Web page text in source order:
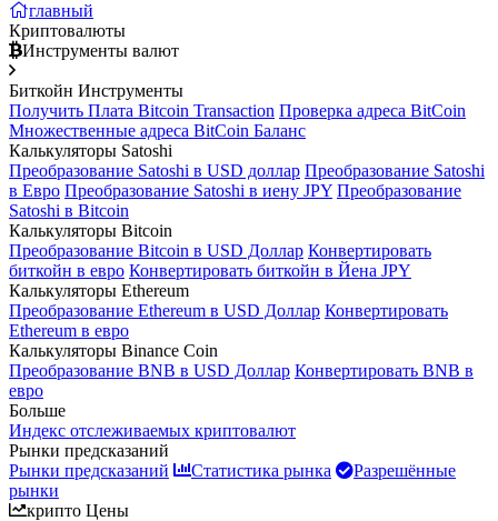
главный
Криптовалюты
Инструменты валют
Биткойн Инструменты
Получить Плата Bitcoin Transaction Проверка адреса BitCoin
Множественные адреса BitCoin Баланс
Калькуляторы Satoshi
Преобразование Satoshi в USD доллар Преобразование Satoshi
в Евро Преобразование Satoshi в иену JPY Преобразование
Satoshi в Bitcoin
Калькуляторы Bitcoin
Преобразование Bitcoin в USD Доллар Конвертировать
биткойн в евро Конвертировать биткойн в Йена JPY
Калькуляторы Ethereum
Преобразование Ethereum в USD Доллар Конвертировать
Ethereum в евро
Калькуляторы Binance Coin
Преобразование BNB в USD Доллар Конвертировать BNB в
евро
Больше
Индекс отслеживаемых криптовалют
Рынки предсказаний
Рынки предсказаний
Статистика рынка
Разрешённые
рынки
крипто Цены